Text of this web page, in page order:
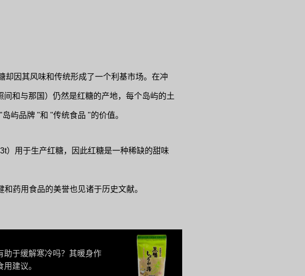
却因其风味和传统形成了一个利基市场。在冲
和与那国）仍然是红糖的产地，每个岛屿的土
屿品牌 "和 "传统食品 "的价值。
）用于生产红糖，因此红糖是一种稀缺的甜味
药用食品的美誉也见诸于历史文献。
助于缓解寒冷吗？其暖身作
用建议。